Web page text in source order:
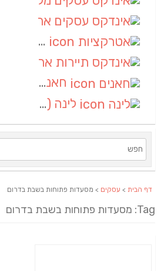
אטרקציות
חאנים
לינה (1)
דף הבית > עסקים > מסעדות פתוחות בשבת בדרום
Tag: מסעדות פתוחות בשבת בדרום